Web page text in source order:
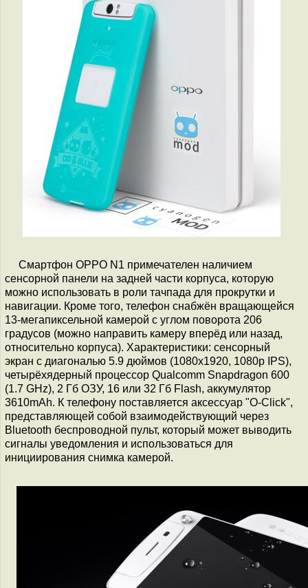
Смартфон OPPO N1 примечателен наличием
сенсорной панели на задней части корпуса, которую
можно использовать в роли тачпада для прокрутки и
навигации. Кроме того, телефон снабжён вращающейся
13-мегапиксельной камерой с углом поворота 206
градусов (можно направить камеру вперёд или назад,
относительно корпуса). Характеристики: сенсорный
экран с диагональю 5.9 дюймов (1080x1920, 1080p IPS),
четырёхядерный процессор Qualcomm Snapdragon 600
(1.7 GHz), 2 Гб ОЗУ, 16 или 32 Гб Flash, аккумулятор
3610mAh. К телефону поставляется аксессуар "O-Click",
представляющей собой взаимодействующий через
Bluetooth беспроводной пульт, который может выводить
сигналы уведомления и использоваться для
инициирования снимка камерой.